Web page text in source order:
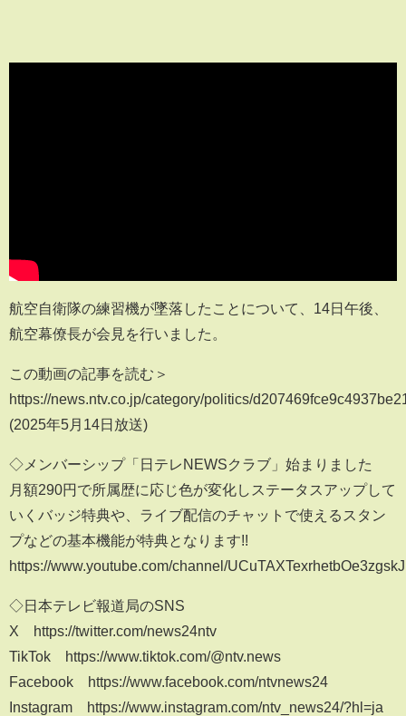
航空自衛隊の練習機が墜落したことについて、14日午後、
航空幕僚長が会見を行いました。
この動画の記事を読む＞
https://news.ntv.co.jp/category/politics/
(2025年5月14日放送)
◇メンバーシップ「日テレNEWSクラブ」始まりました
月額290円で所属歴に応じ色が変化しステータスアップして
いくバッジ特典や、ライブ配信のチャットで使えるスタン
プなどの基本機能が特典となります!!
https://www.youtube.com/channel/
◇日本テレビ報道局のSNS
X https://twitter.com/news24ntv
TikTok https://www.tiktok.com/@ntv.news
Facebook https://www.facebook.com/ntvnews24
Instagram https://www.instagram.com/ntv_news24/?hl=ja